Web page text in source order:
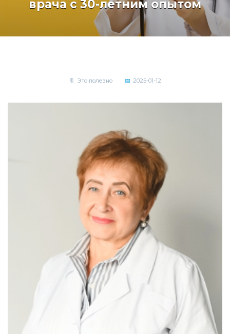
врача с 30-летним опытом
Это полезно 2025-01-12